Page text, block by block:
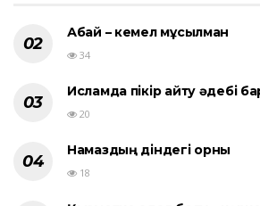
Абай – кемел мұсылман
34
Исламда пікір айту әдебі
20
Намаздың діндегі орны
18